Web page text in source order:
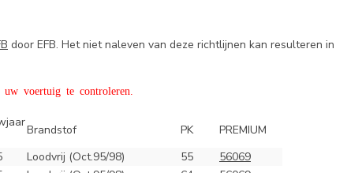
door EFB. Het niet naleven van deze richtlijnen kan resulteren in
voertuig te controleren.
Brandstof PK
PREMIUM
Loodvrij (Oct.95/98) 55
56069